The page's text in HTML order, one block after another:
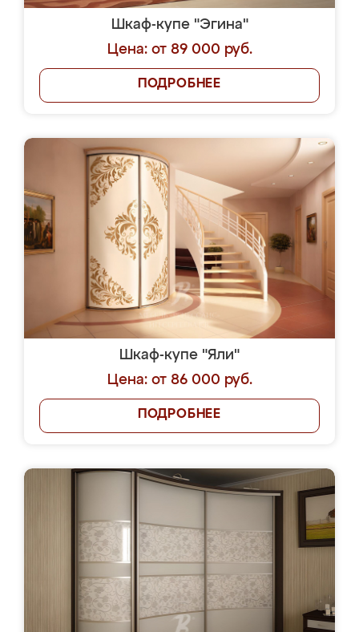
Шкаф-купе "Эгина"
Цена: от 89 000 руб.
ПОДРОБНЕЕ
Шкаф-купе "Яли"
Цена: от 86 000 руб.
ПОДРОБНЕЕ